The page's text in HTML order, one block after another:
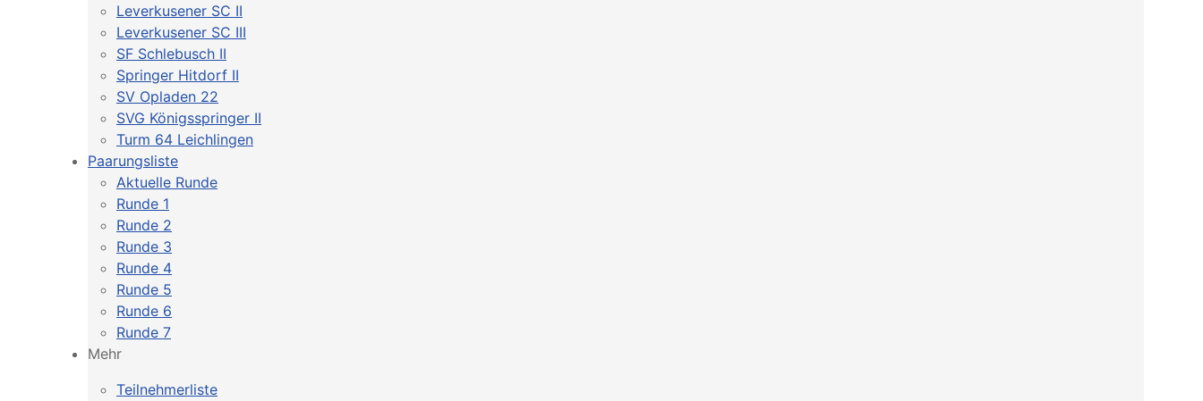
Leverkusener SC II
Leverkusener SC III
SF Schlebusch II
Springer Hitdorf II
SV Opladen 22
SVG Königsspringer II
Turm 64 Leichlingen
Paarungsliste
Aktuelle Runde
Runde 1
Runde 2
Runde 3
Runde 4
Runde 5
Runde 6
Runde 7
Mehr
Teilnehmerliste